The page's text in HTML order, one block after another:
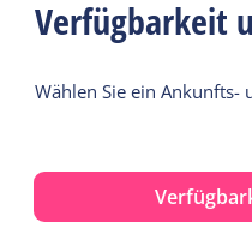
Verfügbarkeit
Wählen Sie ein Ankunfts-